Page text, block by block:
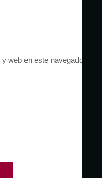
web en este navegador